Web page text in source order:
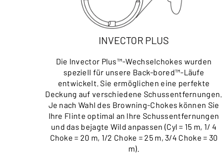
INVECTOR PLUS
Die Invector Plus™-Wechselchokes wurden
speziell für unsere Back-bored™-Läufe
entwickelt. Sie ermöglichen eine perfekte
Deckung auf verschiedene Schussentfernungen.
Je nach Wahl des Browning-Chokes können Sie
Ihre Flinte optimal an Ihre Schussentfernungen
und das bejagte Wild anpassen (Cyl = 15 m, 1/ 4
Choke = 20 m, 1/2 Choke = 25 m, 3/4 Choke = 30
m).